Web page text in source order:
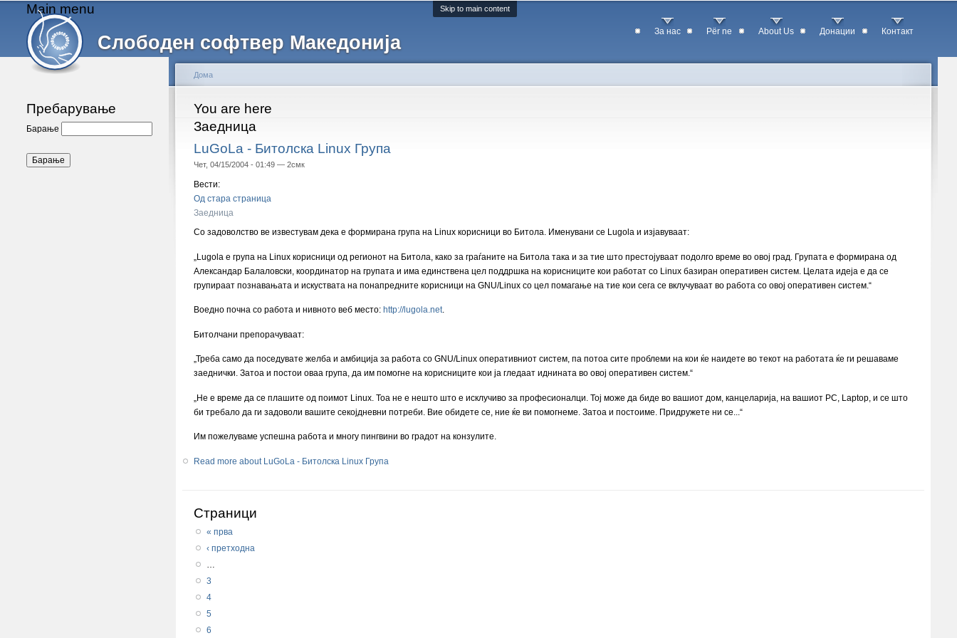
Skip to main content
Слободен софтвер Македонија
Main menu
За нас Për ne About Us Донации Контакт
Пребарување
Барање
You are here
Дома
Заедница
LuGoLa - Битолска Linux Група
Чет, 04/15/2004 - 01:49 — 2смк
Вести:
Од стара страница
Заедница
Со задоволство ве известувам дека e формирана група на Linux корисници во Битола. Именувани се Lugola и изјавуваат:
„Lugola e група на Linux корисници од регионот на Битола, како за граѓаните на Битола така и за тие што престојуваат подолго време во овој град. Групата е формирана од
Александар Балаловски, координатор на групата и има единствена цел поддршка на корисниците кои работат со Linux базиран оперативен систем. Целата идеја е да се
групираат познавањата и искуствата на понапредните корисници на GNU/Linux со цел помагање на тие кои сега се вклучуваат во работа со овој оперативен систем.“
Воедно почна со работа и нивното веб место: http://lugola.net.
Битолчани препорачуваат:
„Треба само да поседувате желба и амбиција за работа со GNU/Linux оперативниот систем, па потоа сите проблеми на кои ќе наидете во текот на работата ќе ги решаваме
заеднички. Затоа и постои оваа група, да им помогне на корисниците кои ја гледаат иднината во овој оперативен систем.“
„Не е време да се плашите од поимот Linux. Тоа не е нешто што е исклучиво за професионалци. Тој може да биде во вашиот дом, канцеларија, на вашиот PC, Laptop, и се што
би требало да ги задоволи вашите секојдневни потреби. Вие обидете се, ние ќе ви помогнеме. Затоа и постоиме. Придружете ни се...“
Им пожелуваме успешна работа и многу пингвини во градот на конзулите.
Read more about LuGoLa - Битолска Linux Група
Страници
« прва
‹ претходна
…
3
4
5
6